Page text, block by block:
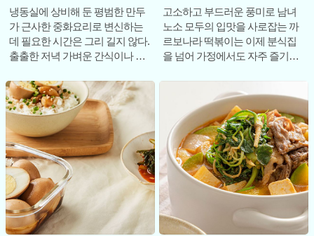
냉동실에 상비해 둔 평범한 만두
가 근사한 중화요리로 변신하는
데 필요한 시간은 그리 길지 않다.
출출한 저녁 가벼운 간식이나 시
고민될
고소하고 부드러운 풍미로 남녀
노소 모두의 입맛을 사로잡는 까
르보나라 떡볶이는 이제 분식집
을 넘어 가정에서도 자주 즐기는